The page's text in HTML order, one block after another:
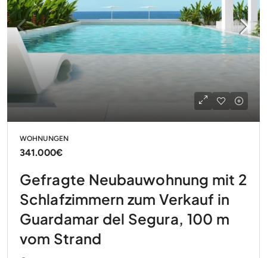
WOHNUNGEN
341.000€
Gefragte Neubauwohnung mit 2
Schlafzimmern zum Verkauf in
Guardamar del Segura, 100 m
vom Strand